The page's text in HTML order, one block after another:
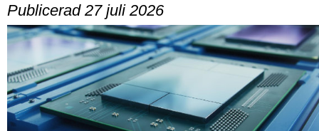
Publicerad 27 juli 2026